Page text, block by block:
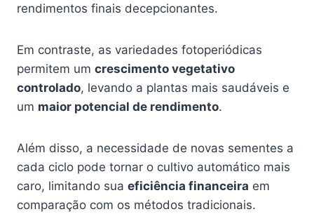
rendimentos finais decepcionantes.
Em contraste, as variedades fotoperiódicas
permitem um crescimento vegetativo
controlado, levando a plantas mais saudáveis e
um maior potencial de rendimento.
Além disso, a necessidade de novas sementes a
cada ciclo pode tornar o cultivo automático mais
caro, limitando sua eficiência financeira em
comparação com os métodos tradicionais.